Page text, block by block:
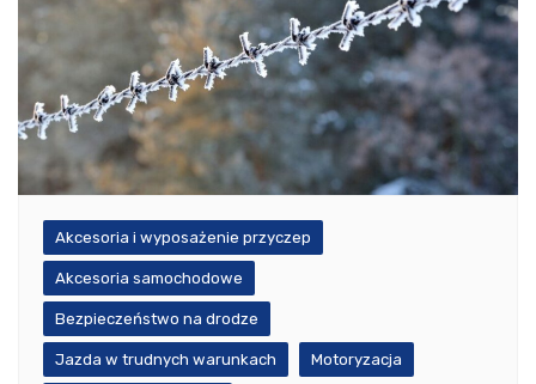
Akcesoria i wyposażenie przyczep
Akcesoria samochodowe
Bezpieczeństwo na drodze
Jazda w trudnych warunkach Motoryzacja